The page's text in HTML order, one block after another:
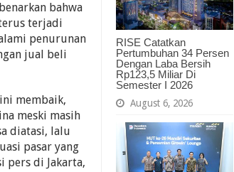
RISE Catatkan
Pertumbuhan 34 Persen
Dengan Laba Bersih
Rp123,5 Miliar Di
Semester I 2026
August 6, 2026
bahwa
terjadi
penurunan
jual beli
membaik,
meski masih
diatasi, lalu
pasar yang
pers di Jakarta,